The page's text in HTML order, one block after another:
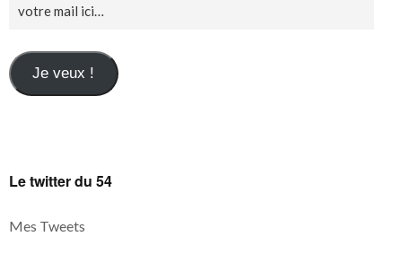
Je veux !
Le twitter du 54
Mes Tweets